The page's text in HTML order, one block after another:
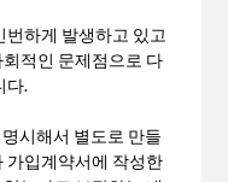
번하게 발생하고 있고
적인 문제점으로 다
다.
시해서 별도로 만들
가입계약서에 작성한